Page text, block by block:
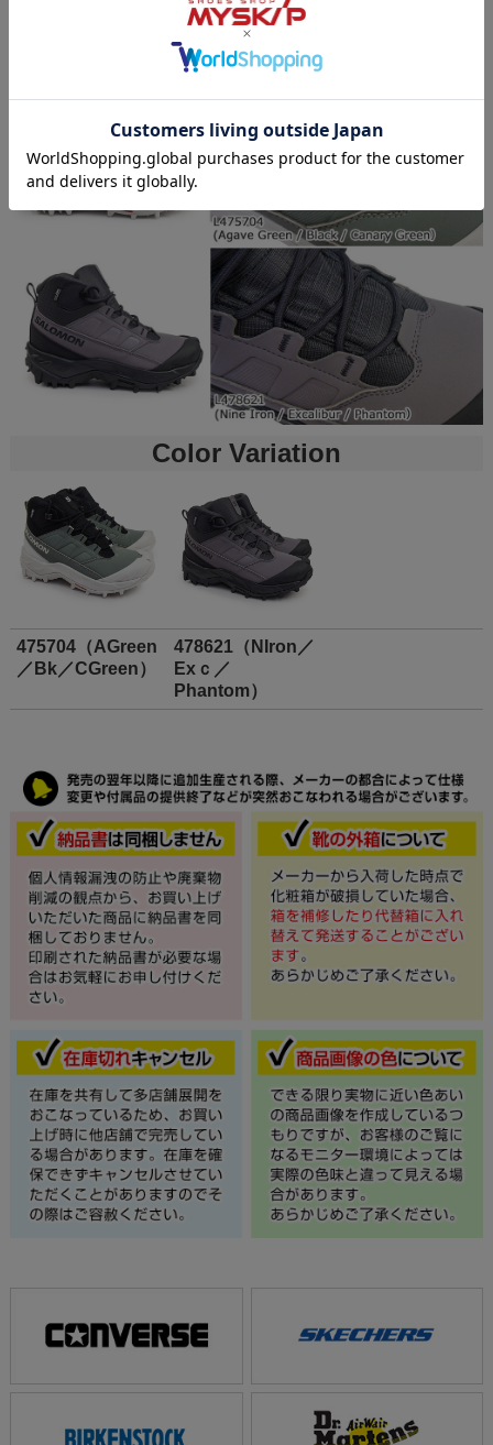
Color Variation
475704（AGreen
／Bk／CGreen）
478621（NIron／
Exｃ／
Phantom）